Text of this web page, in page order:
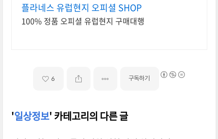
플라네스 유럽현지 오피셜 SHOP
100% 정품 오피셜 유럽현지 구매대행
6 구독하기
'일상정보' 카테고리의 다른 글